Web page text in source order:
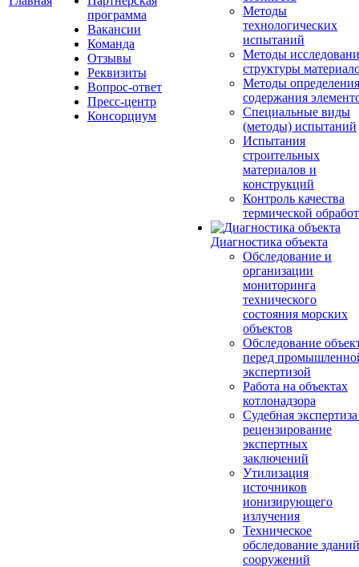
программа
Вакансии
Команда
Отзывы
Реквизиты
Вопрос-ответ
Пресс-центр
Консорциум
Методы
технологических
испытаний
Методы
структуры
Методы определения
содержания
Специальные виды
(методы) испытаний
Испытания
строительных
материалов и
конструкций
Контроль качества
термической
Диагностика объекта
Обследование и
организации
мониторинга
технического
состояния морских
объектов
Обследование
перед
экспертизой
Работа на объектах
котлонадзора
Судебная
рецензирование
экспертных
заключений
Утилизация
источников
ионизирующего
излучения
Техническое
обследование
сооружений